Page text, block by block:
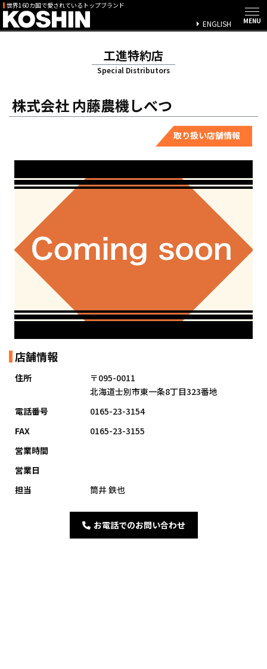
世界160カ国で愛されているトップブランド
ENGLISH
工進特約店
Special Distributors
株式会社 内藤農機しべつ
取り扱い店舗情報
店舗情報
住所
〒095-0011
北海道士別市東一条8丁目323番地
電話番号
0165-23-3154
FAX
0165-23-3155
営業時間
営業日
担当
筒井 鉄也
お電話でのお問い合わせ